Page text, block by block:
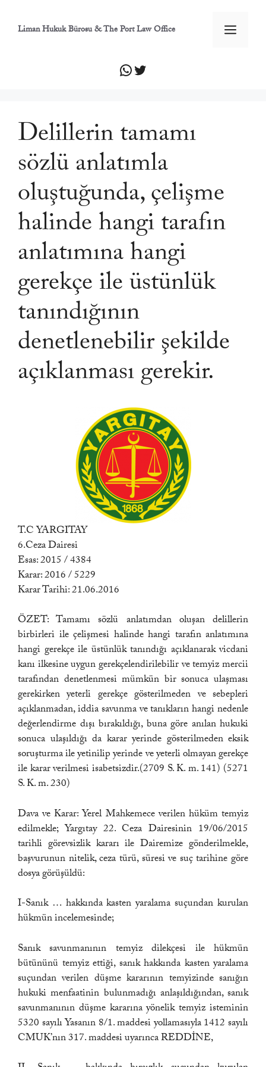
Liman Hukuk Bürosu & The Port Law Office
WhatsApp
Twitter
Delillerin tamamı
sözlü anlatımla
oluştuğunda, çelişme
halinde hangi tarafın
anlatımına hangi
gerekçe ile üstünlük
tanındığının
denetlenebilir şekilde
açıklanması gerekir.
T.C YARGITAY
6.Ceza Dairesi
Esas: 2015 / 4384
Karar: 2016 / 5229
Karar Tarihi: 21.06.2016
ÖZET: Tamamı sözlü anlatımdan oluşan delillerin
birbirleri ile çelişmesi halinde hangi tarafın anlatımına
hangi gerekçe ile üstünlük tanındığı açıklanarak vicdani
kanı ilkesine uygun gerekçelendirilebilir ve temyiz mercii
tarafından denetlenmesi mümkün bir sonuca ulaşması
gerekirken yeterli gerekçe gösterilmeden ve sebepleri
açıklanmadan, iddia savunma ve tanıkların hangi nedenle
değerlendirme dışı bırakıldığı, buna göre anılan hukuki
sonuca ulaşıldığı da karar yerinde gösterilmeden eksik
soruşturma ile yetinilip yerinde ve yeterli olmayan gerekçe
ile karar verilmesi isabetsizdir.(2709 S. K. m. 141) (5271
S. K. m. 230)
Dava ve Karar: Yerel Mahkemece verilen hüküm temyiz
edilmekle; Yargıtay 22. Ceza Dairesinin 19/06/2015
tarihli görevsizlik kararı ile Dairemize gönderilmekle,
başvurunun nitelik, ceza türü, süresi ve suç tarihine göre
dosya görüşüldü:
I-Sanık … hakkında kasten yaralama suçundan kurulan
hükmün incelemesinde;
Sanık savunmanının temyiz dilekçesi ile hükmün
bütününü temyiz ettiği, sanık hakkında kasten yaralama
suçundan verilen düşme kararının temyizinde sanığın
hukuki menfaatinin bulunmadığı anlaşıldığından, sanık
savunmanının düşme kararına yönelik temyiz isteminin
5320 sayılı Yasanın 8/1. maddesi yollamasıyla 1412 sayılı
CMUK’nın 317. maddesi uyarınca REDDİNE,